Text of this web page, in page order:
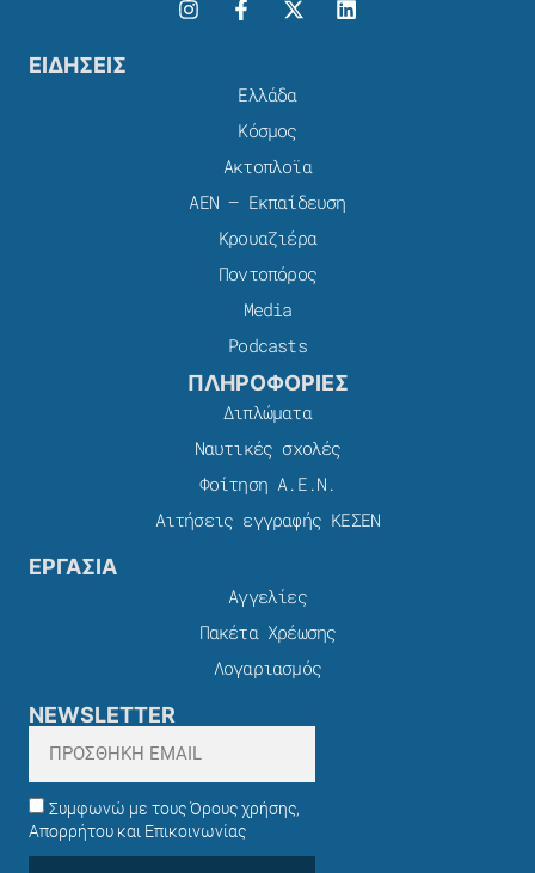
ΕΙΔΗΣΕΙΣ
Ελλάδα
Κόσμος
Ακτοπλοϊα
ΑΕΝ – Εκπαίδευση
Κρουαζιέρα
Ποντοπόρος
Media
Podcasts
ΠΛΗΡΟΦΟΡΙΕΣ
Διπλώματα
Ναυτικές σχολές
Φοίτηση Α.Ε.Ν.
Αιτήσεις εγγραφής ΚΕΣΕΝ
ΕΡΓΑΣΙΑ
Αγγελίες
Πακέτα Χρέωσης​
Λογαριασμός
NEWSLETTER
Συμφωνώ με τους Όρους χρήσης,
Απορρήτου και Επικοινωνίας